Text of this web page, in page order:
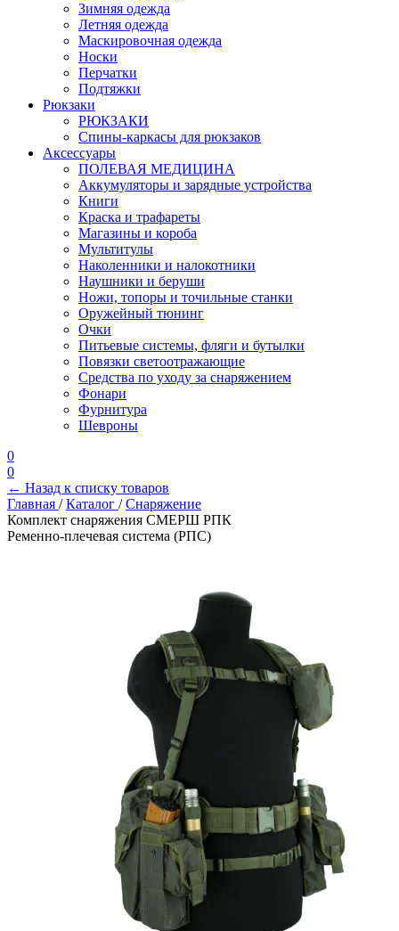
Зимняя одежда
Летняя одежда
Маскировочная одежда
Носки
Перчатки
Подтяжки
Рюкзаки
РЮКЗАКИ
Спины-каркасы для рюкзаков
Аксессуары
ПОЛЕВАЯ МЕДИЦИНА
Аккумуляторы и зарядные устройства
Книги
Краска и трафареты
Магазины и короба
Мультитулы
Наколенники и налокотники
Наушники и беруши
Ножи, топоры и точильные станки
Оружейный тюнинг
Очки
Питьевые системы, фляги и бутылки
Повязки светоотражающие
Средства по уходу за снаряжением
Фонари
Фурнитура
Шевроны
0
0
← Назад к списку товаров
Главная / Каталог / Снаряжение
Комплект снаряжения СМЕРШ РПК
Ременно-плечевая система (РПС)